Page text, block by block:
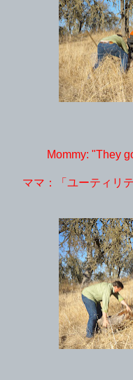
Mommy: "They
ママ：「ユーティリ